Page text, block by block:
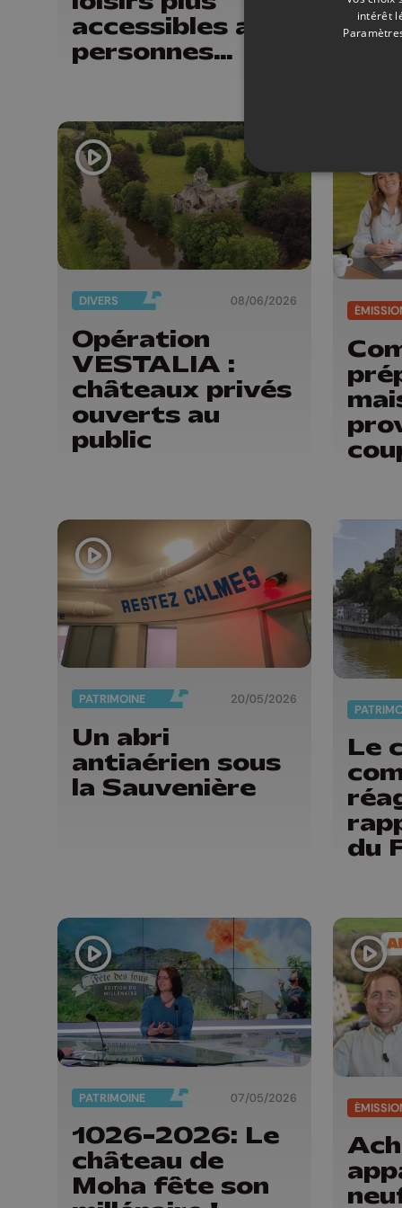
accessibles aux
personnes
DIVERS 08/06/2026
Opération
VESTALIA :
châteaux privés
ouverts au
public
PATRIMOINE 20/05/2026
Un abri
antiaérien sous
la Sauvenière
Le
du
PATRIMOINE 07/05/2026
1026-2026: Le
château de
Moha fête son
intérêt